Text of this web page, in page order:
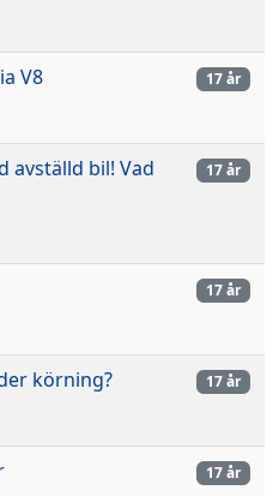
V8 17 år
avställd bil! Vad
17 år
17 år
körning? 17 år
17 år